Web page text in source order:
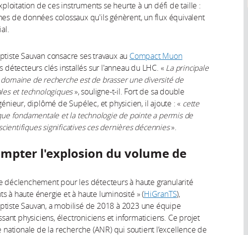
de ces instruments se heurte à un défi de taille :
de données colossaux qu'ils génèrent, un flux équivalent
Sauvan consacre ses travaux au Compact Muon
détecteurs clés installés sur l'anneau du LHC. «La principale
de recherche est de brasser une diversité de
et technologiques», souligne-t-il. Fort de sa double
diplômé de Supélec, et physicien, il ajoute : « cette
fondamentale et la technologie de pointe a permis de
significatives ces dernières décennies».
l'explosion du volume de
déclenchement pour les détecteurs à haute granularité
à haute énergie et à haute luminosité » (HiGranTS),
Sauvan, a mobilisé de 2018 à 2023 une équipe
physiciens, électroniciens et informaticiens. Ce projet
nationale de la recherche (ANR) qui soutient l’excellence de